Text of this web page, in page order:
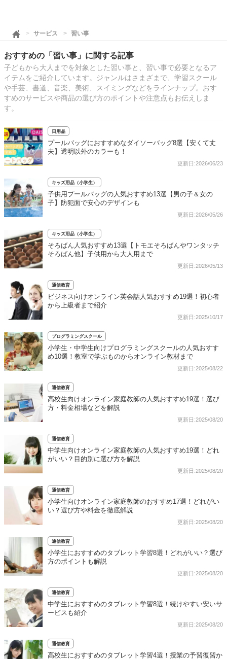
サービス 習い事
おすすめの「習い事」に関する記事
子どもから大人までを対象とした習い事と、習い事で必要となるア
イテムをご紹介しています。ジャンルはさまざまで、学習スクール
や手芸、書道、音楽、美術、スイミングなどをラインナップ。おす
すめのサービスや商品の選び方のポイントや注意点もお伝えしま
す。
日用品
プールバッグにおすすめなダイソーバッグ8選【安くて丈
夫】透明以外のカラーも！
更新日:2026/06/23
キッズ用品（小学生）
子供用プールバッグの人気おすすめ13選【男の子＆女の
子】防犯面で安心のデザインも
更新日:2026/05/26
キッズ用品（小学生）
そろばん人気おすすめ13選【トモエそろばんやワンタッチ
そろばん他】子供用から大人用まで
更新日:2026/05/13
通信教育
ビジネス向けオンライン英会話人気おすすめ19選！初心者
から上級者まで紹介
更新日:2025/10/17
プログラミングスクール
小学生・中学生向けプログラミングスクールの人気おすす
め10選！教室で学ぶものからオンライン教材まで
更新日:2025/08/22
通信教育
高校生向けオンライン家庭教師の人気おすすめ19選！選び
方・料金相場などを解説
更新日:2025/08/20
通信教育
中学生向けオンライン家庭教師の人気おすすめ19選！どれ
がいい？目的別に選び方を解説
更新日:2025/08/20
通信教育
小学生向けオンライン家庭教師のおすすめ17選！どれがい
い？選び方や料金を徹底解説
更新日:2025/08/20
通信教育
小学生におすすめのタブレット学習8選！どれがいい？選び
方のポイントも解説
更新日:2025/08/20
通信教育
中学生におすすめのタブレット学習8選！続けやすい安いサ
ービスも紹介
更新日:2025/08/20
通信教育
高校生におすすめのタブレット学習4選！授業の予習復習か